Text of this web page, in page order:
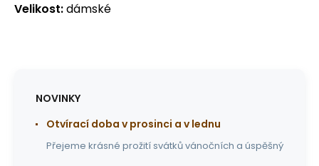
Velikost:dámské
NOVINKY
Otvírací doba v prosinci a v lednu
Přejeme krásné prožití svátků vánočních a úspěšný